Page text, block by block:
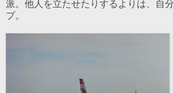
派。他人を立たせたりするよりは、自
プ。